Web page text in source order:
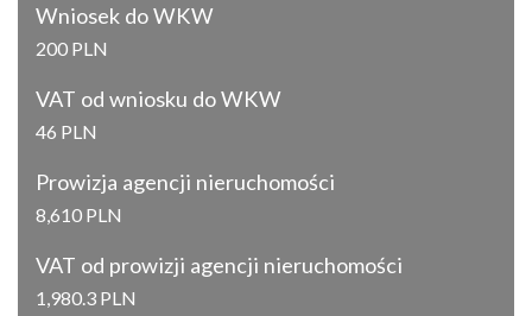
Wniosek do WKW
200 PLN
VAT od wniosku do WKW
46 PLN
Prowizja agencji nieruchomości
8,610 PLN
VAT od prowizji agencji nieruchomości
1,980.3 PLN